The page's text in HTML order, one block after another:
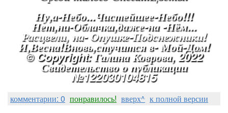
Ну,а-Небо...Чистейшее-Небо!!!
Нет,ни-Облачка,даже-на -Нём...
Расцвели, на- Опушке-Подснежники!
И,Весна!Вновь,стучится в- Мой-Дом!
© Copyright: Галина Коврова, 2022
Свидетельство о публикации
№122030104815
комментарии: 0 понравилось! вверх^ к полной версии